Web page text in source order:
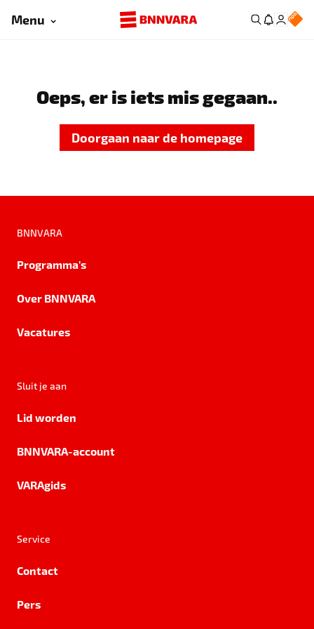
Menu
Oeps, er is iets mis gegaan..
Doorgaan naar de homepage
BNNVARA
Programma's
Over BNNVARA
Vacatures
Sluit je aan
Lid worden
BNNVARA-account
VARAgids
Service
Contact
Pers